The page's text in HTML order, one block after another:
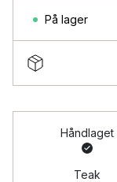
På lager
Håndlaget
Teak